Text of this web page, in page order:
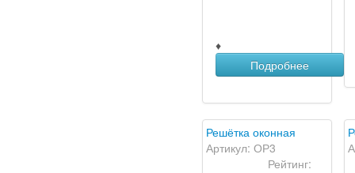
♦
Подробнее
Решётка оконная
Артикул: ОР3
Рейтинг: